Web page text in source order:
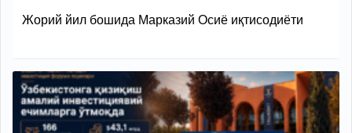
Жорий йил бошида Марказий Осиё иқтисодиёти